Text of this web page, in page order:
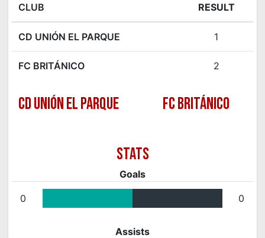
CLUB RESULT
CD UNIÓN EL PARQUE 1
FC BRITÁNICO 2
CD UNIÓN EL PARQUE FC BRITÁNICO
Goals
0 0
Assists